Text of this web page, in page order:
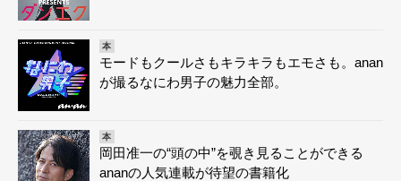
本
モードもクールさもキラキラもエモさも。anan
が撮るなにわ男子の魅力全部。
本
岡田准一の“頭の中”を覗き見ることができる
ananの人気連載が待望の書籍化